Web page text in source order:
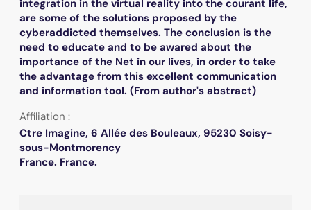
integration in the virtual reality into the courant life,
are some of the solutions proposed by the
cyberaddicted themselves. The conclusion is the
need to educate and to be awared about the
importance of the Net in our lives, in order to take
the advantage from this excellent communication
and information tool. (From author's abstract)
Affiliation :
Ctre Imagine, 6 Allée des Bouleaux, 95230 Soisy-
sous-Montmorency
France. France.